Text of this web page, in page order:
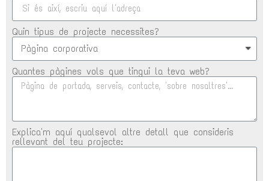
Quin tipus de projecte necessites?
Quantes pàgines vols que tingui la teva web?
Explica'm aquí qualsevol altre detall que consideris
rellevant del teu projecte: